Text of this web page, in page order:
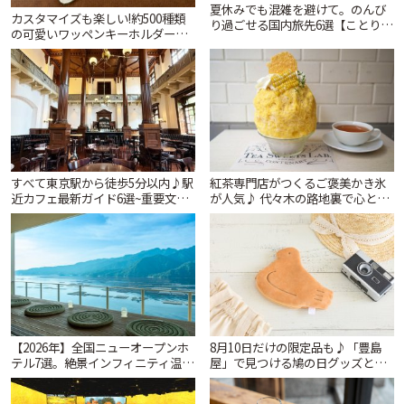
カスタマイズも楽しい!約500種類
の可愛いワッペンキーホルダーが
ずらり。小平市「Kimamaya
T&K」 | ことりっぷ
夏休みでも混雑を避けて。のんび
り過ごせる国内旅先6選【ことりっ
すべて東京駅から徒歩5分以内♪駅
近カフェ最新ガイド6選~重要文化
財の洋館カフェから、改札すぐの
レトロ喫茶まで~ | ことりっぷ
紅茶専門店がつくるご褒美かき氷
が人気♪ 代々木の路地裏で心とき
めくひんやり時間「ティー スイー
ツ ラボ コンテナート」 | ことりっ
【2026年】全国ニューオープンホ
テル7選。絶景インフィニティ温泉
から文化財の邸宅まで | ことりっ
ぷ
8月10日だけの限定品も♪「豊島
屋」で見つける鳩の日グッズと本
店限定アイテム | ことりっぷ